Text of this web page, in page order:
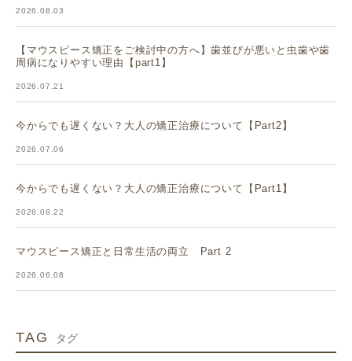
2026.08.03
【マウスピース矯正をご検討中の方へ】歯並びが悪いと虫歯や歯
周病になりやすい理由【part1】
2026.07.21
今からでも遅くない？大人の矯正治療について【Part2】
2026.07.06
今からでも遅くない？大人の矯正治療について【Part1】
2026.06.22
マウスピース矯正と日常生活の両立 Part 2
2026.06.08
TAG タグ